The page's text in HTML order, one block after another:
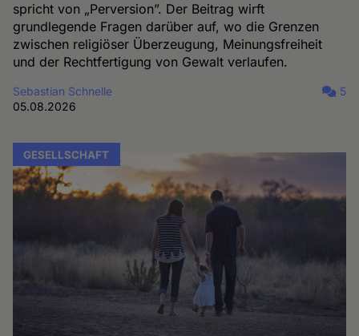
spricht von „Perversion”. Der Beitrag wirft
grundlegende Fragen darüber auf, wo die Grenzen
zwischen religiöser Überzeugung, Meinungsfreiheit
und der Rechtfertigung von Gewalt verlaufen.
Sebastian Schnelle
05.08.2026
5
GESELLSCHAFT